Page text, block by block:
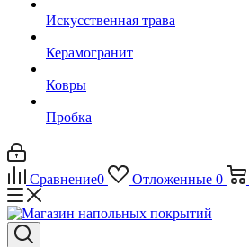
Искусственная трава
Керамогранит
Ковры
Пробка
Сравнение0 Отложенные 0